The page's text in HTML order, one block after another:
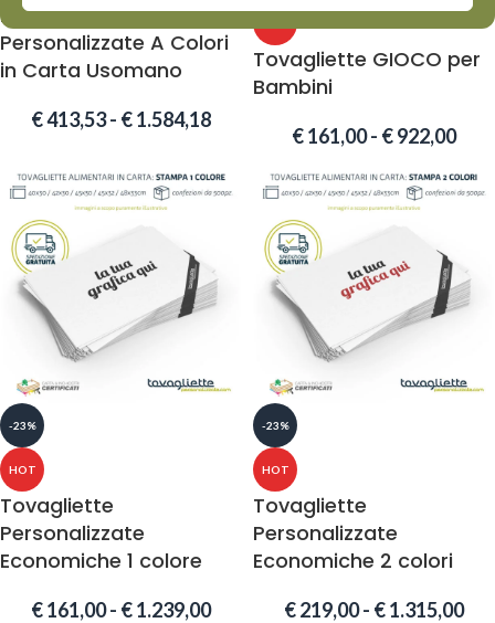
Buste Portaposate
Personalizzate A Colori
in Carta Usomano
€413,53- €1.584,18
Tovagliette GIOCO per
Bambini
€161,00- €922,00
-23%
HOT
Tovagliette
Personalizzate
Economiche 1 colore
€161,00- €1.239,00
-23%
HOT
Tovagliette
Personalizzate
Economiche 2 colori
€219,00- €1.315,00